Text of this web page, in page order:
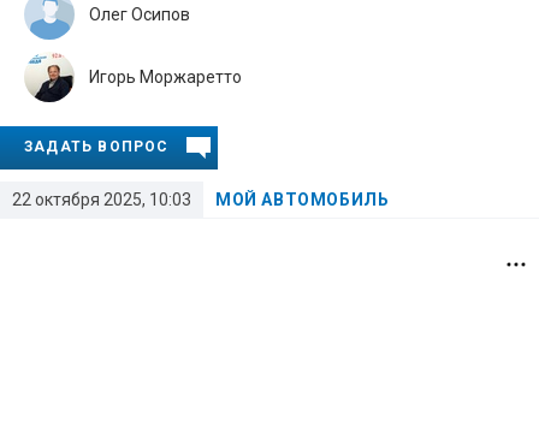
22 октября 2025, 10:03 МОЙ АВТОМОБИЛЬ
Олег Осипов
Игорь Моржаретто
ЗАДАТЬ ВОПРОС